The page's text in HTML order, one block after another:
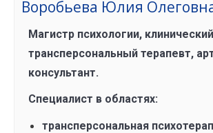
Воробьева Юлия
Магистр психологии,
трансперсональный терапевт,
консультант.
Специалист в областях:
трансперсональная